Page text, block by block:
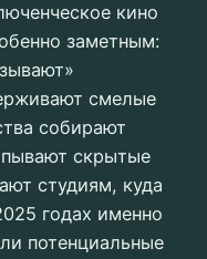
кино
заметным:
смелые
собирают
скрытые
студиям, куда
годах именно
потенциальные